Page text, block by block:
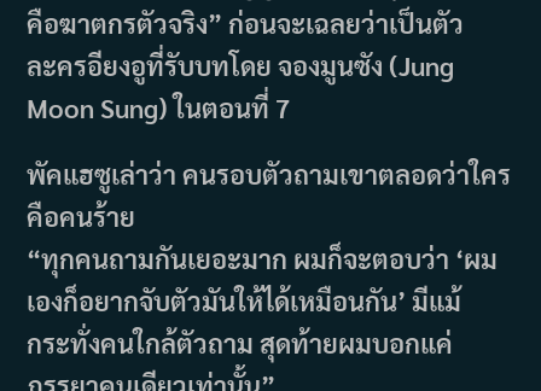
คือฆาตกรตัวจริง” ก่อนจะเฉลยว่าเป็นตัว
ละครอียงอูที่รับบทโดย จองมูนซัง (Jung
Moon Sung) ในตอนที่ 7
พัคแฮซูเล่าว่า คนรอบตัวถามเขาตลอดว่าใคร
คือคนร้าย
“ทุกคนถามกันเยอะมาก ผมก็จะตอบว่า ‘ผม
เองก็อยากจับตัวมันให้ได้เหมือนกัน’ มีแม้
กระทั่งคนใกล้ตัวถาม สุดท้ายผมบอกแค่